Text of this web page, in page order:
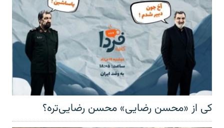
کی از «محسن رضایی» محسن رضایی‌تره؟